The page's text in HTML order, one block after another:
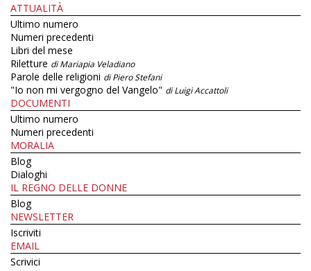
ATTUALITÀ
Ultimo numero
Numeri precedenti
Libri del mese
Riletture di Mariapia Veladiano
Parole delle religioni di Piero Stefani
"Io non mi vergogno del Vangelo" di Luigi Accattoli
DOCUMENTI
Ultimo numero
Numeri precedenti
MORALIA
Blog
Dialoghi
IL REGNO DELLE DONNE
Blog
NEWSLETTER
Iscriviti
EMAIL
Scrivici